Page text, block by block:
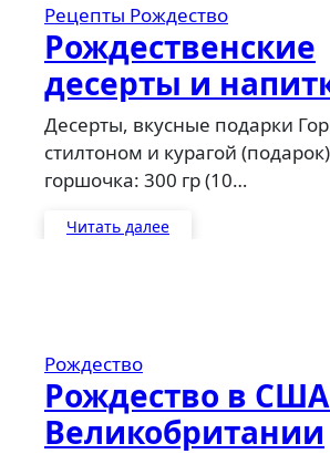
Рецепты Рождество
Рождественские
десерты и
вкусные подарки
Десерты, вкусные подарки Горшочки со
стилтоном и курагой
горшочка: 300 гр (10…
Читать далее
Рождество
Рождество в
Великобритании